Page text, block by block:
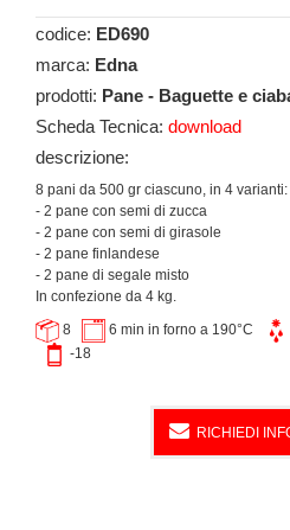
codice: ED690
marca: Edna
prodotti: Pane - Baguette e
Scheda Tecnica: download
descrizione:
8 pani da 500 gr ciascuno, in 4 varianti:
- 2 pane con semi di zucca
- 2 pane con semi di girasole
- 2 pane finlandese
- 2 pane di segale misto
In confezione da 4 kg.
8 6 min in forno a 190°C
-18
RICHIEDI